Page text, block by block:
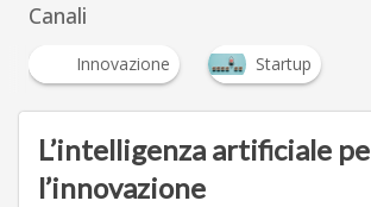
Canali
Innovazione Startup
L’intelligenza artificiale
l’innovazione